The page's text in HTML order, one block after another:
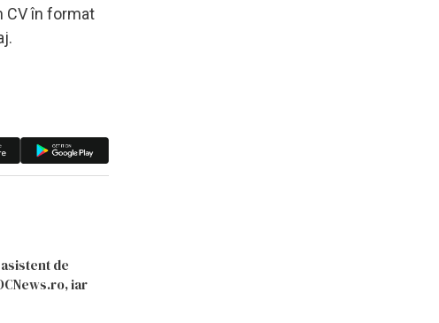
CV în format
de
iar